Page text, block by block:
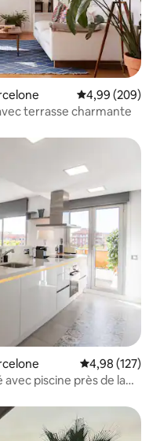
Évaluation
4,99 (209)
terrasse charmante
Évaluation
4,98 (127)
piscine près de la